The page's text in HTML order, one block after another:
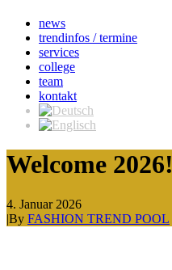
news
trendinfos / termine
services
college
team
kontakt
Welcome 2026!
4. Januar 2026
|By FASHION TREND POOL